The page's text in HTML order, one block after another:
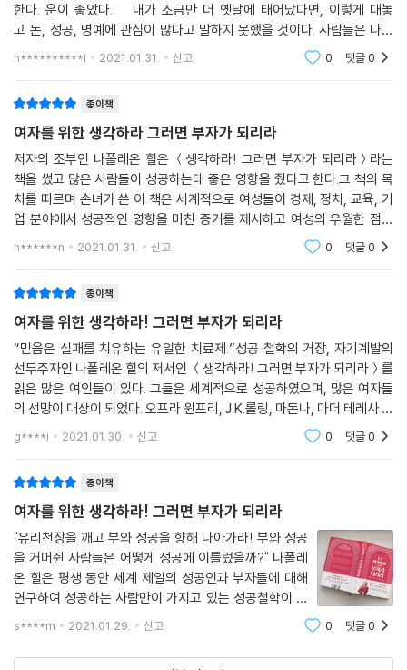
한다. 운이 좋았다. 내가 조금만 더 옛날에 태어났다면, 이렇게 대놓
고 돈, 성공, 명예에 관심이 많다고 말하지 못했을 것이다. 사람들은 나보
고 돈에 눈이 먼 여자라며 손가락질했겠지. 하지만 요즘은 그렇게 말하는
h**********l 2021.01.31. 신고 0 댓글0
종이책
여자를 위한 생각하라 그러면 부자가 되리라
저자의 조부인 나폴레온 힐은 ＜생각하라! 그러면 부자가 되리라＞라는
책을 썼고 많은 사람들이 성공하는데 좋은 영향을 줬다고 한다.그 책의 목
차를 따르며 손녀가 쓴 이 책은 세계적으로 여성들이 경제, 정치, 교육, 기
업 분야에서 성공적인 영향을 미친 증거를 제시하고 여성의 우월한 점에
대해 조사하여 '여자를 위한' 이라는 구절을 덧붙이고 책을 썼다. 그러니까
h******n 2021.01.31. 신고 0 댓글0
종이책
여자를 위한 생각하라! 그러면 부자가 되리라
“믿음은 실패를 치유하는 유일한 치료제.”성공 철학의 거장, 자기계발의
선두주자인 나폴레온 힐의 저서인 ＜생각하라! 그러면 부자가 되리라＞를
읽은 많은 여인들이 있다. 그들은 세계적으로 성공하였으며, 많은 여자들
의 선망이 대상이 되었다. 오프라 윈프리, J.K.롤링, 마돈나, 마더 테레사 등
그들이 왜 이 책을 읽었는지? 그녀들이 이 책에서 어떤 영감을 받았는지 궁
금해지지
g****i 2021.01.30. 신고 0 댓글0
종이책
여자를 위한 생각하라! 그러면 부자가 되리라
"유리천장을 깨고 부와 성공을 향해 나아가라! 부와 성공
을 거머쥔 사람들은 어떻게 성공에 이를렀을까?" 나폴레
온 힐은 평생 동안 세계 제일의 성공인과 부자들에 대해
연구하여 성공하는 사람만이 가지고 있는 성공철학이 담
을 거머쥔 여성들의 이야기를 전해주고
s****m 2021.01.29. 신고 0 댓글0